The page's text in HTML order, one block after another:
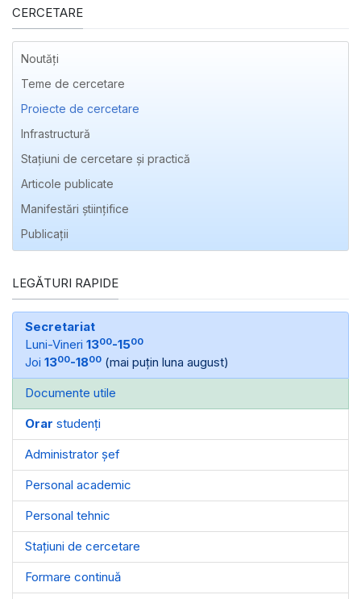
CERCETARE
Noutăți
Teme de cercetare
Proiecte de cercetare
Infrastructură
Stațiuni de cercetare și practică
Articole publicate
Manifestări ştiinţifice
Publicaţii
LEGĂTURI RAPIDE
Secretariat
Luni-Vineri 1300-1500
Joi 1300-1800 (mai puțin luna august)
Documente utile
Orar studenți
Administrator șef
Personal academic
Personal tehnic
Stațiuni de cercetare
Formare continuă